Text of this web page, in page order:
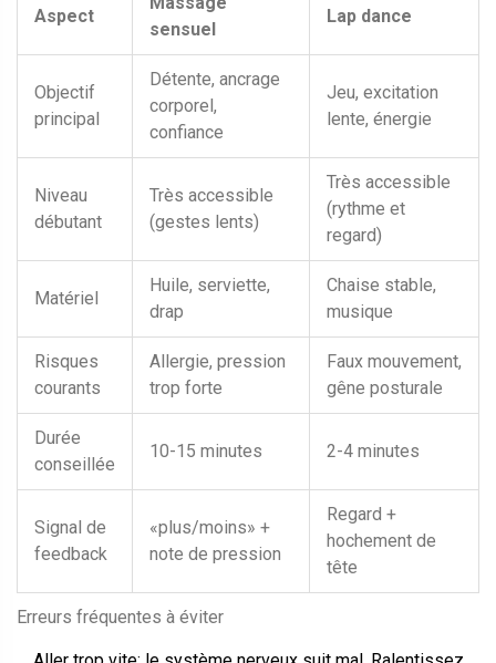
Aspect
sensuel
Lap dance
Objectif
principal
Détente, ancrage
corporel,
confiance
Jeu, excitation
lente, énergie
Niveau
débutant
Très accessible
(gestes lents)
Très accessible
(rythme et
regard)
Matériel
Huile, serviette,
drap
Chaise stable,
musique
Risques
courants
Allergie, pression
trop forte
Faux mouvement,
gêne posturale
Durée
conseillée
10-15 minutes 2-4 minutes
Signal de
feedback
«plus/moins» +
note de pression
Regard +
hochement de
tête
Erreurs fréquentes à éviter